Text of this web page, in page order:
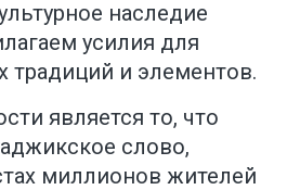
наследие
усилия для
традиций и элементов.
является то, что
слово,
миллионов жителей